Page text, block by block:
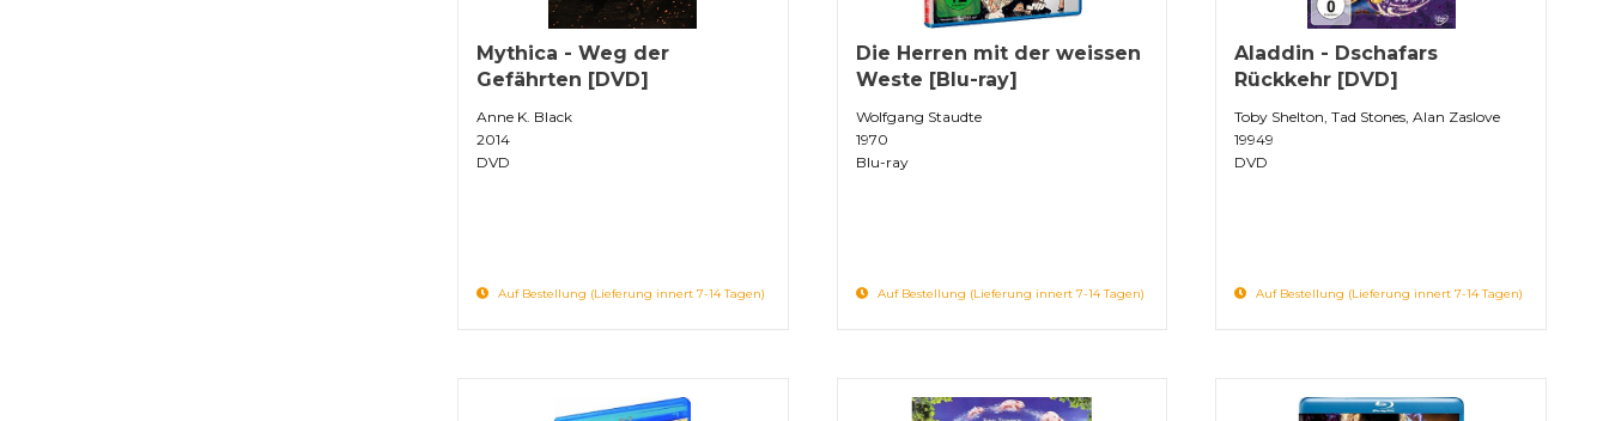
Mythica - Weg der
Gefährten [DVD]
Anne K. Black
2014
DVD
Auf Bestellung (Lieferung innert 7-14 Tagen)
Die Herren mit der weissen
Weste [Blu-ray]
Wolfgang Staudte
1970
Blu-ray
Auf Bestellung (Lieferung innert 7-14 Tagen)
Aladdin - Dschafars
Rückkehr [DVD]
Toby Shelton, Tad Stones, Alan Zaslove
19949
DVD
Auf Bestellung (Lieferung innert 7-14 Tagen)